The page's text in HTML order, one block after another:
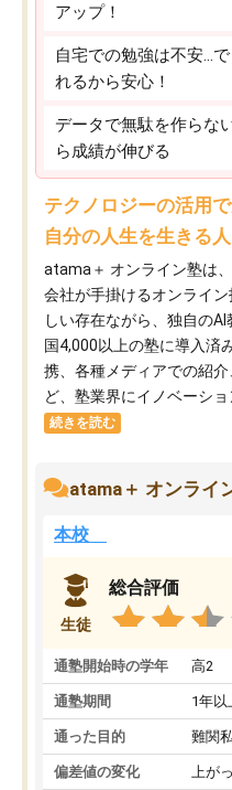
アップ！
自宅での勉強は不安…
れるから安心！
データで無駄を作らな
ら成績が伸びる
テクノロジーの活用
自分の人生を生きる
atama＋ オンライン塾は
会社が手掛けるオンライ
しい存在ながら、独自の
国4,000以上の塾に導入済
携、各種メディアでの紹
ど、塾業界にイノベーショ
続きを読む
atama＋ オンライ
本校
生徒
総合評価
通塾開始時の学年 高2
通塾期間 1年以
通った目的 難関
偏差値の変化 上が